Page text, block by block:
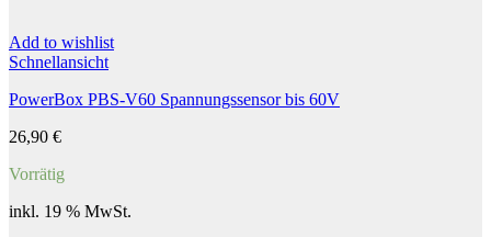
Add to wishlist
Schnellansicht
PowerBox PBS-V60 Spannungssensor bis 60V
26,90 €
Vorrätig
inkl. 19 % MwSt.